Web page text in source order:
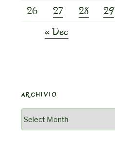
26
27 28 29
« Dec
ARCHIVIO
Archivio